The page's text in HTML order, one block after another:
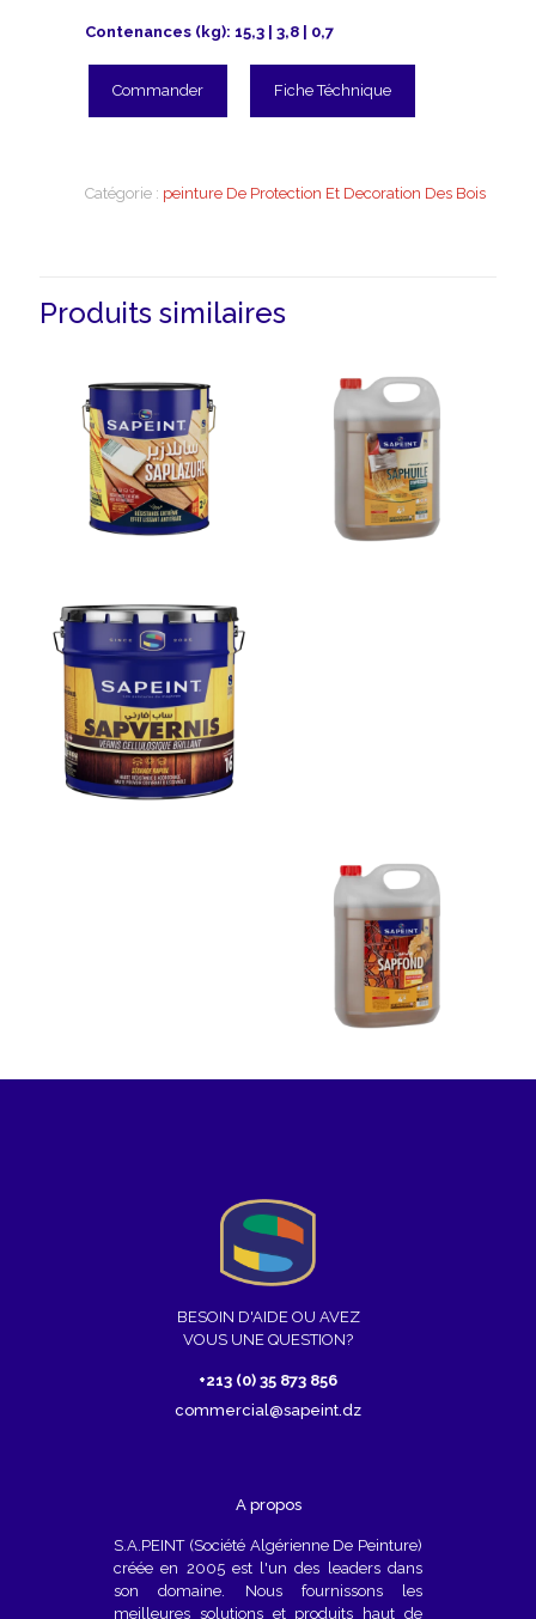
Contenances (kg): 15,3 | 3,8 | 0,7
Commander Fiche Téchnique
Catégorie : peinture De Protection Et Decoration Des Bois
Produits similaires
BESOIN D'AIDE OU AVEZ
VOUS UNE QUESTION?
+213 (0) 35 873 856
commercial@sapeint.dz
A propos
S.A.PEINT (Société Algérienne De Peinture)
créée en 2005 est l'un des leaders dans
son domaine. Nous fournissons les
meilleures solutions et produits haut de